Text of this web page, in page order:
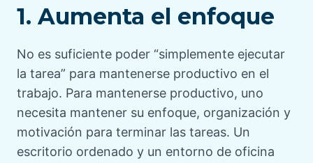
1. Aumenta el enfoque
No es suficiente poder “simplemente ejecutar
la tarea” para mantenerse productivo en el
trabajo. Para mantenerse productivo, uno
necesita mantener su enfoque, organización y
motivación para terminar las tareas. Un
escritorio ordenado y un entorno de oficina